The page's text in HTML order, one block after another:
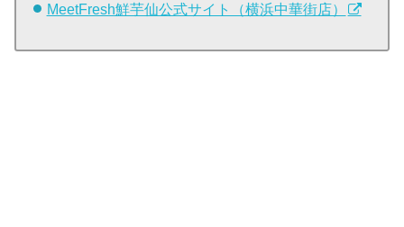
MeetFresh鮮芋仙公式サイト（横浜中華街店）